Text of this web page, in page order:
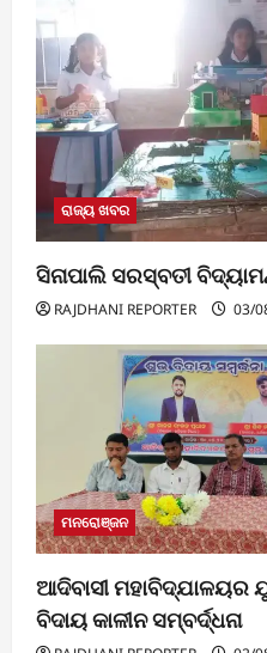
ରାଜ୍ୟ ଖବର
ସିନାପାଲି ସରସ୍ବତୀ
RAJDHANI REPORTER 03/
ମନରୋଞ୍ଜନ
ଆଦିବାସୀ
ବିଦାୟ କାଳୀନ ସମ୍ବର୍ଦ୍ଧନା